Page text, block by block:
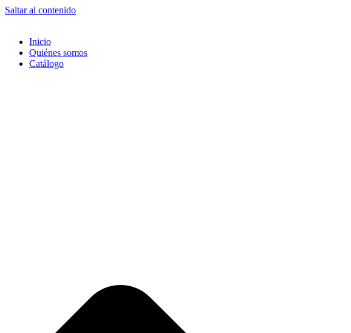
Saltar al contenido
Inicio
Quiénes somos
Catálogo